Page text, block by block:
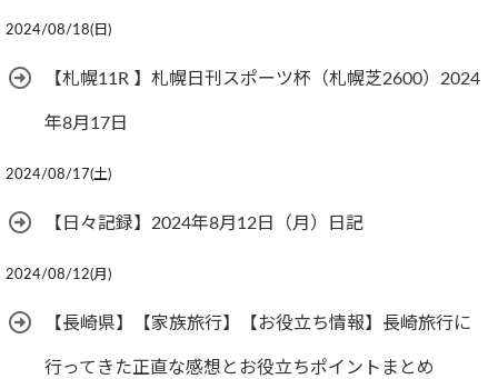
2024/08/18(日)
【札幌11R 】札幌日刊スポーツ杯（札幌芝2600）2024
年8月17日
2024/08/17(土)
【日々記録】2024年8月12日（月）日記
2024/08/12(月)
【長崎県】【家族旅行】【お役立ち情報】長崎旅行に
行ってきた正直な感想とお役立ちポイントまとめ